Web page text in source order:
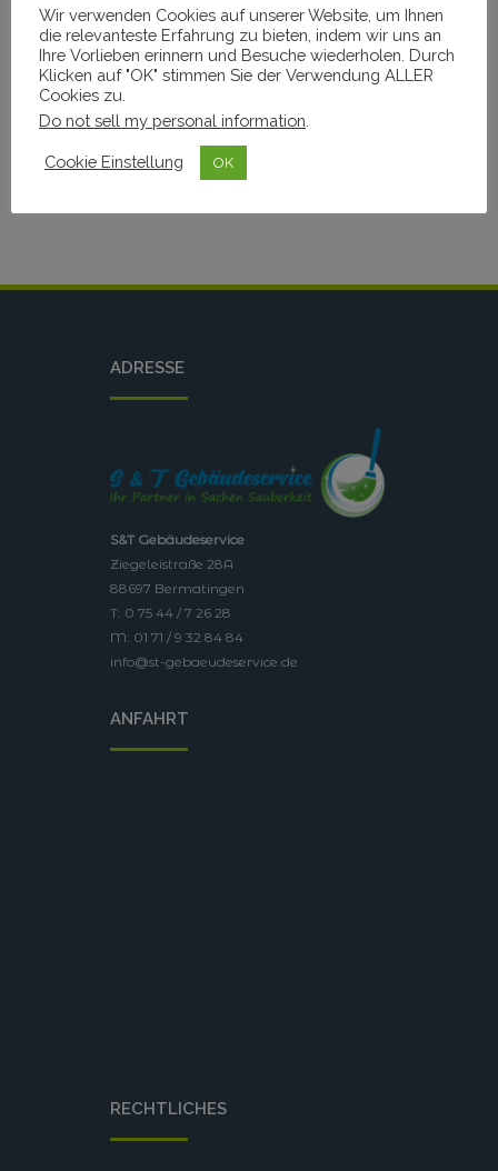
Schiefer-Fliesen Vorher-Nachher
Photovoltaikanlage reinigen – Lohnt sich der Aufwand?
Aktuelle Kundeninformationen im Zusammenhang mit Corona
ADRESSE
S&T Gebäudeservice
Ziegeleistraße 28A
88697 Bermatingen
T: 0 75 44 / 7 26 28
M: 01 71 / 9 32 84 84
info@st-gebaeudeservice.de
ANFAHRT
RECHTLICHES
Wir verwenden Cookies auf unserer Website, um Ihnen
die relevanteste Erfahrung zu bieten, indem wir uns an
Ihre Vorlieben erinnern und Besuche wiederholen. Durch
Klicken auf "OK" stimmen Sie der Verwendung ALLER
Cookies zu.
Do not sell my personal information
Cookie Einstellung OK